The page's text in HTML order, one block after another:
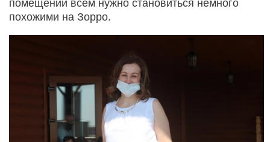
помещении всем нужно становиться немного
похожими на Зорро.